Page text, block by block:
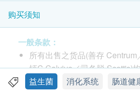
产地
台湾
包装
60粒
功效
购买须知
一般条款：
所有出售之货品(善存
钙C Calvive／司各脱 Scott's)
此产品由 Wing Keung
益生菌 消化系统 肠道健